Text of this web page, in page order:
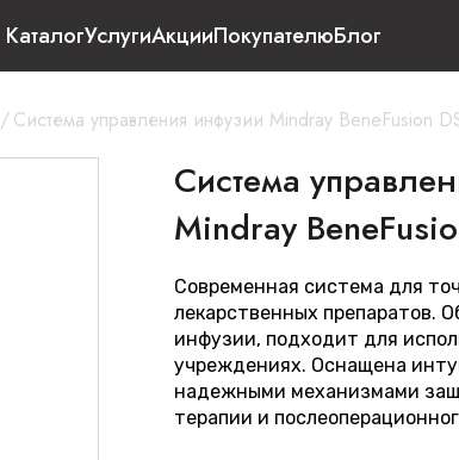
КаталогУслугиАкцииПокупателюБлог
/Система управления инфузии Mindray BeneFusion
Система
Mindray
Современная система для
лекарственных препаратов.
инфузии, подходит для
учреждениях. Оснащена
надежными механизмами
терапии и